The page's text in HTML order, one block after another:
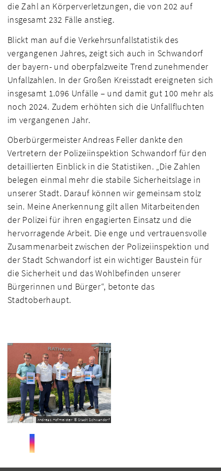
die Zahl an Körperverletzungen, die von 202 auf
insgesamt 232 Fälle anstieg.
Blickt man auf die Verkehrsunfallstatistik des
vergangenen Jahres, zeigt sich auch in Schwandorf
der bayern- und oberpfalzweite Trend zunehmender
Unfallzahlen. In der Großen Kreisstadt ereigneten sich
insgesamt 1.096 Unfälle – und damit gut 100 mehr als
noch 2024. Zudem erhöhten sich die Unfallfluchten
im vergangenen Jahr.
Oberbürgermeister Andreas Feller dankte den
Vertretern der Polizeiinspektion Schwandorf für den
detaillierten Einblick in die Statistiken. „Die Zahlen
belegen einmal mehr die stabile Sicherheitslage in
unserer Stadt. Darauf können wir gemeinsam stolz
sein. Meine Anerkennung gilt allen Mitarbeitenden
der Polizei für ihren engagierten Einsatz und die
hervorragende Arbeit. Die enge und vertrauensvolle
Zusammenarbeit zwischen der Polizeiinspektion und
der Stadt Schwandorf ist ein wichtiger Baustein für
die Sicherheit und das Wohlbefinden unserer
Bürgerinnen und Bürger“, betonte das
Stadtoberhaupt.
Andreas Hofmeister © Stadt Schwandorf